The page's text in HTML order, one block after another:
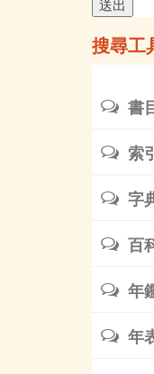
擇
時
間
搜尋工
書
索引
字
百
年
年